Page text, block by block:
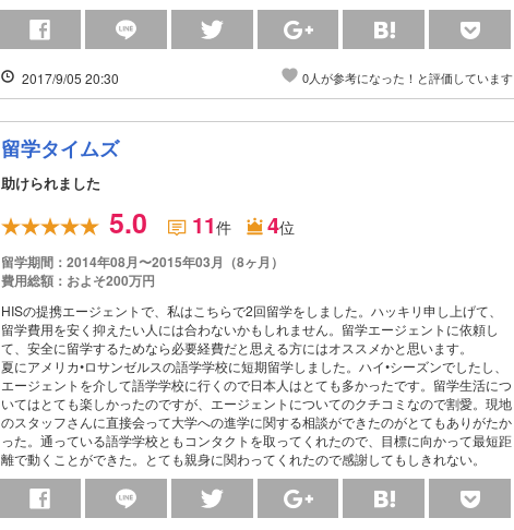
2017/9/05 20:30 0人が参考になった！と評価しています
留学タイムズ
助けられました
5.0 11件 4位
留学期間：2014年08月〜2015年03月（8ヶ月）
費用総額：およそ200万円
HISの提携エージェントで、私はこちらで2回留学をしました。ハッキリ申し上げて、
留学費用を安く抑えたい人には合わないかもしれません。留学エージェントに依頼し
て、安全に留学するためなら必要経費だと思える方にはオススメかと思います。
夏にアメリカ•ロサンゼルスの語学学校に短期留学しました。ハイ•シーズンでしたし、
エージェントを介して語学学校に行くので日本人はとても多かったです。留学生活につ
いてはとても楽しかったのですが、エージェントについてのクチコミなので割愛。現地
のスタッフさんに直接会って大学への進学に関する相談ができたのがとてもありがたか
った。通っている語学学校ともコンタクトを取ってくれたので、目標に向かって最短距
離で動くことができた。とても親身に関わってくれたので感謝してもしきれない。